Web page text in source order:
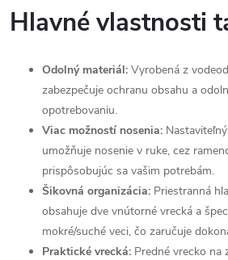
Hlavné vlastnosti
Odolný materiál: Vyrobená z
zabezpečuje ochranu obsahu a
opotrebovaniu.
Viac možností nosenia:
umožňuje nosenie v ruke, cez
prispôsobujúc sa vašim potrebám.
Šikovná organizácia: Priestranná
obsahuje dve vnútorné vrecká a
mokré/suché veci, čo zaručuje
Praktické vrecká: Predné vrecko na